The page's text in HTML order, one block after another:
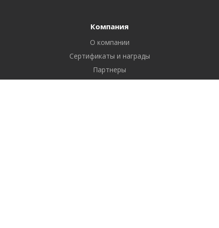
Компания
О компании
Сертификаты и награды
Партнеры